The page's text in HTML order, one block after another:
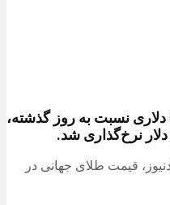
هر اونس طلا امروز با کاهش 20 دلاری نسبت به روز گذشته،
قیمت طلای جهانی در